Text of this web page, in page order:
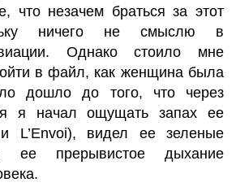
что незачем браться за этот
ничего не смыслю в
Однако стоило мне
в файл, как женщина была
дошло до того, что через
я начал ощущать запах ее
L’Envoi), видел ее зеленые
ее прерывистое дыхание